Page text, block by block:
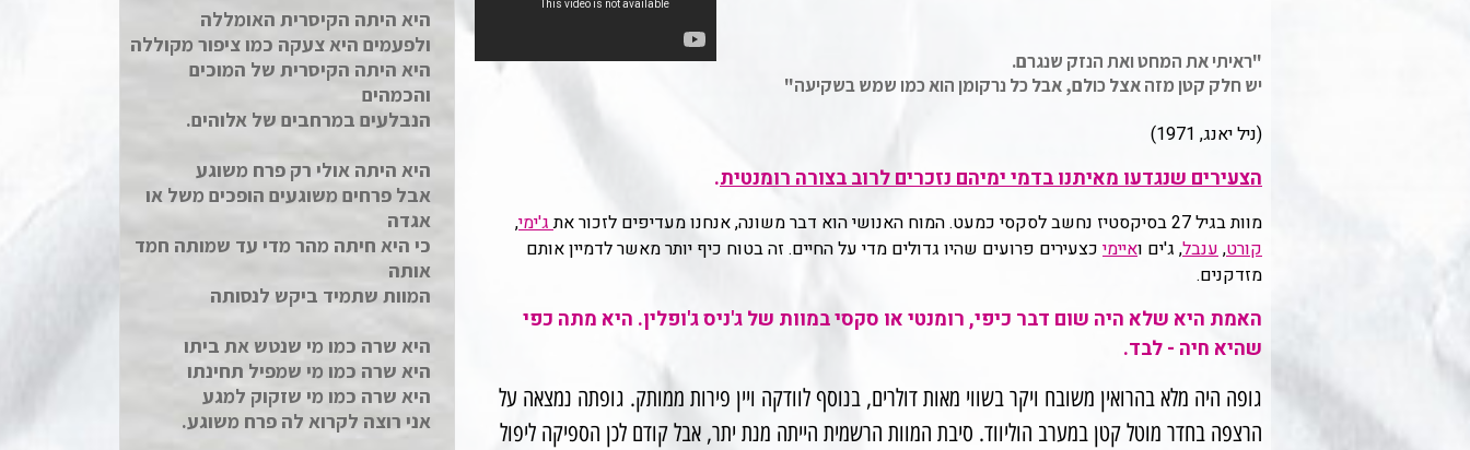
היא היתה הקיסרית האומללה
ולפעמים היא צעקה כמו ציפור מקוללה
היא היתה הקיסרית של המוכים
והכמהים
הנבלעים במרחבים של אלוהים.
היא היתה אולי רק פרח משוגע
אבל פרחים משוגעים הופכים משל או
אגדה
כי היא חיתה מהר מדי עד שמותה חמד
אותה
המוות שתמיד ביקש לנסותה
היא שרה כמו מי שנטש את ביתו
היא שרה כמו מי שמפיל תחינתו
היא שרה כמו מי שזקוק למגע
אני רוצה לקרוא לה פרח משוגע.
"ראיתי את המחט ואת הנזק שנגרם.
יש חלק קטן מזה אצל כולם, אבל כל נרקומן הוא כמו שמש בשקיעה"
(ניל יאנג, 1971)
הצעירים שנגדעו מאיתנו בדמי ימיהם נזכרים לרוב בצורה רומנטית.
מוות בגיל 27 בסיקסטיז נחשב לסקסי כמעט. המוח האנושי הוא דבר משונה, אנחנו מעדיפים לזכור את ג'ימי,
קורט,ענבל, ג'ים ואיימי כצעירים פרועים שהיו גדולים מדי על החיים. זה בטוח כיף יותר מאשר לדמיין אותם
מזדקנים.
האמת היא שלא היה שום דבר כיפי, רומנטי או סקסי במוות של ג'ניס ג'ופלין. היא מתה כפי
שהיא חיה - לבד.
גופה היה מלא בהרואין משובח ויקר בשווי מאות דולרים, בנוסף לוודקה ויין פירות ממותק. גופתה נמצאה על
הרצפה בחדר מוטל קטן במערב הוליווד. סיבת המוות הרשמית הייתה מנת יתר, אבל קודם לכן הספיקה ליפול